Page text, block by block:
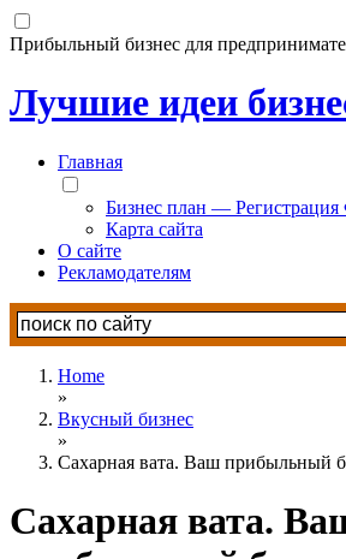
Прибыльный бизнес для
Лучшие идеи
Главная
Бизнес план —
Карта сайта
О сайте
Рекламодателям
Home
»
Вкусный бизнес
»
Сахарная вата. Ваш прибыльный
Сахарная вата.